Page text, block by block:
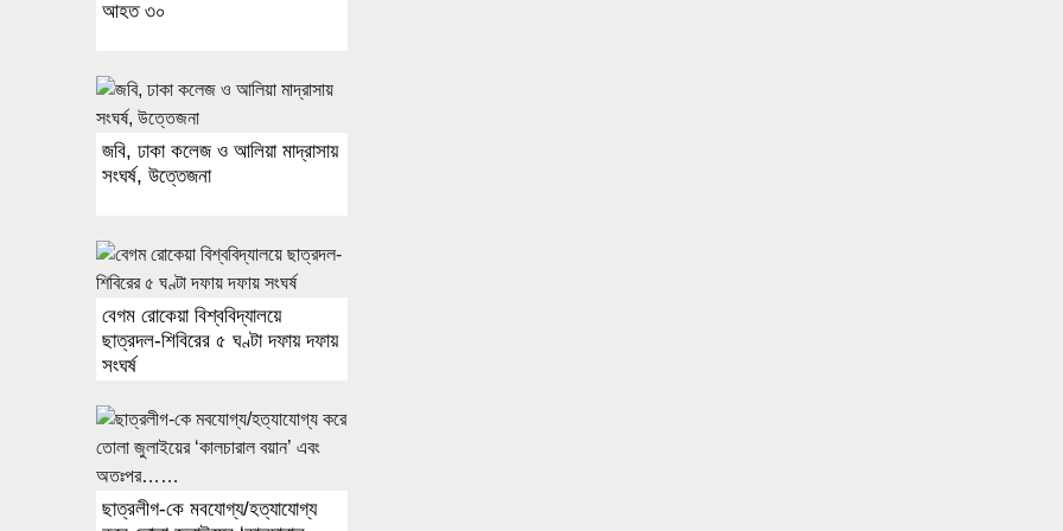
আহত ৩০
জবি, ঢাকা কলেজ ও আলিয়া মাদ্রাসায়
সংঘর্ষ, উত্তেজনা
বেগম রোকেয়া বিশ্ববিদ্যালয়ে
ছাত্রদল-শিবিরের ৫ ঘণ্টা দফায় দফায়
সংঘর্ষ
ছাত্রলীগ-কে মবযোগ্য/হত্যাযোগ্য